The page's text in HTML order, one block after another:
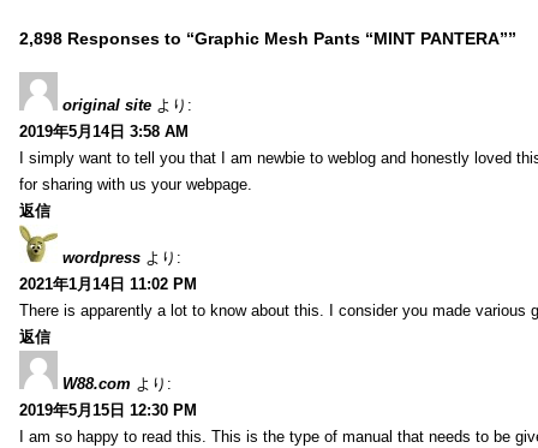
2,898 Responses to “Graphic Mesh Pants “MINT PANTERA””
original site より:
2019年5月14日 3:58 AM
I simply want to tell you that I am newbie to weblog and honestly loved
for sharing with us your webpage.
返信
wordpress より:
2021年1月14日 11:02 PM
There is apparently a lot to know about this. I consider you made various
返信
W88.com より:
2019年5月15日 12:30 PM
I am so happy to read this. This is the type of manual that needs to be